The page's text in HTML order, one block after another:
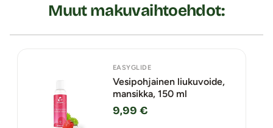
Muut makuvaihtoehdot:
EASYGLIDE
Vesipohjainen liukuvoide,
mansikka, 150 ml
9,99 €